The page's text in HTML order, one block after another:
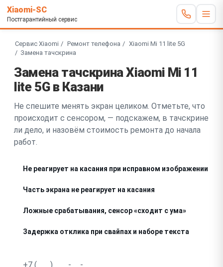
Xiaomi-SC
Постгарантийный сервис
Сервис Xiaomi Ремонт телефона
Xiaomi Mi 11 lite 5G
Замена тачскрина
Замена тачскрина Xiaomi Mi 11
lite 5G в Казани
Не спешите менять экран целиком. Отметьте, что
происходит с сенсором, — подскажем, в тачскрине
ли дело, и назовём стоимость ремонта до начала
работ.
Не реагирует на касания при исправном изображении
Часть экрана не реагирует на касания
Ложные срабатывания, сенсор «сходит с ума»
Задержка отклика при свайпах и наборе текста